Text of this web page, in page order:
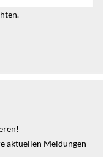
aktuellen Meldungen